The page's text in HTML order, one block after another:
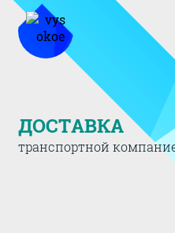
ДОСТАВКА
транспортной